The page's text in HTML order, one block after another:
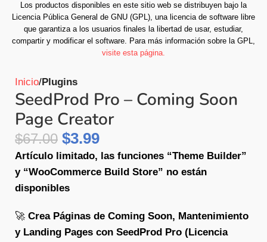
Los productos disponibles en este sitio web se distribuyen bajo la
Licencia Pública General de GNU (GPL), una licencia de software libre
que garantiza a los usuarios finales la libertad de usar, estudiar,
compartir y modificar el software. Para más información sobre la GPL,
visite esta página.
Inicio Plugins
SeedProd Pro – Coming Soon
Page Creator
$67.00 $3.99
Artículo limitado, las funciones “Theme Builder”
y “WooCommerce Build Store” no están
disponibles
🚀 Crea Páginas de Coming Soon, Mantenimiento
y Landing Pages con SeedProd Pro (Licencia